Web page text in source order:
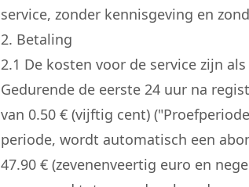
service, zonder kennisgeving en
2. Betaling
2.1 De kosten voor de service zijn
Gedurende de eerste 24 uur na
van 0.50 € (vijftig cent)
periode, wordt automatisch een
47.90 € (zevenenveertig euro en